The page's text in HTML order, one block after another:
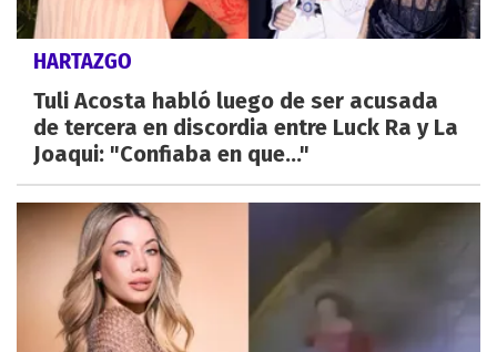
HARTAZGO
Tuli Acosta habló luego de ser acusada
de tercera en discordia entre Luck Ra y La
Joaqui: "Confiaba en que..."